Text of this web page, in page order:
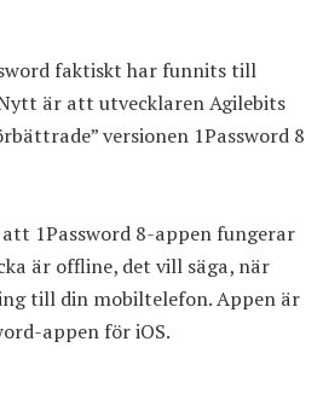
faktiskt har funnits till
är att utvecklaren Agilebits
” versionen 1Password 8
1Password 8-appen fungerar
är offline, det vill säga, när
till din mobiltelefon. Appen är
appen för iOS.